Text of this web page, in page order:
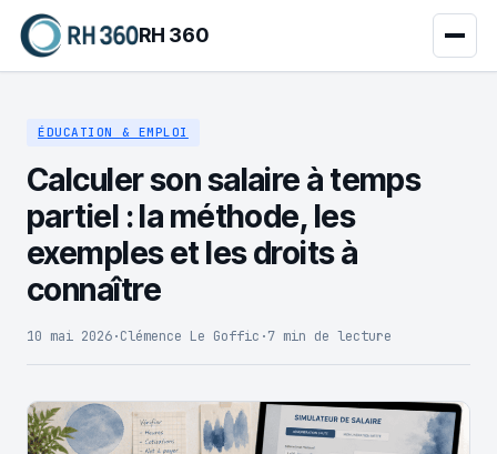
RH 360
ÉDUCATION & EMPLOI
Calculer son salaire à temps
partiel : la méthode, les
exemples et les droits à
connaître
10 mai 2026·Clémence Le Goffic ·7 min de lecture